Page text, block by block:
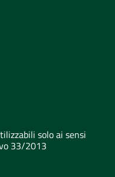
solo ai sensi
33/2013